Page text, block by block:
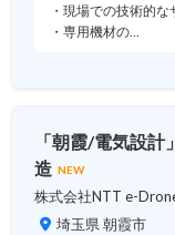
・現場での技術的
・専用機材の…
「朝霞/電気設
造 NEW
株式会社NTT e-
埼玉県 朝霞市